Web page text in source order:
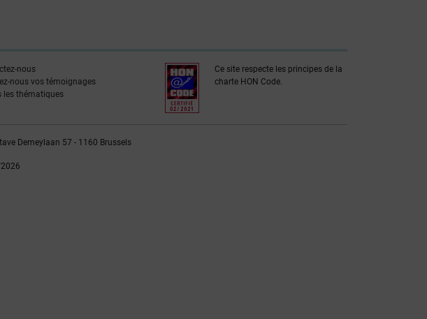
nous
nous vos témoignages
les thématiques
Ce site respecte les principes de la
charte HON Code.
Demeylaan 57 - 1160 Brussels